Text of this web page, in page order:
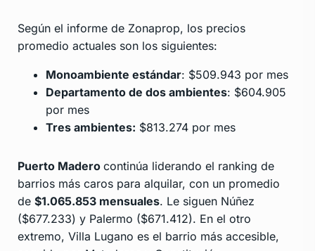
Según el informe de Zonaprop, los precios
promedio actuales son los siguientes:
Monoambiente estándar: $509.943 por mes
Departamento de dos ambientes: $604.905
por mes
Tres ambientes: $813.274 por mes
Puerto Madero continúa liderando el ranking de
barrios más caros para alquilar, con un promedio
de $1.065.853 mensuales. Le siguen Núñez
($677.233) y Palermo ($671.412). En el otro
extremo, Villa Lugano es el barrio más accesible,